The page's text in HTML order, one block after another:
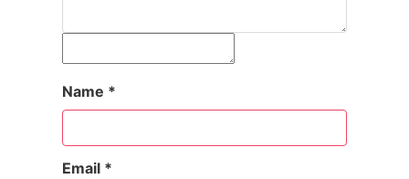
Name *
Email *